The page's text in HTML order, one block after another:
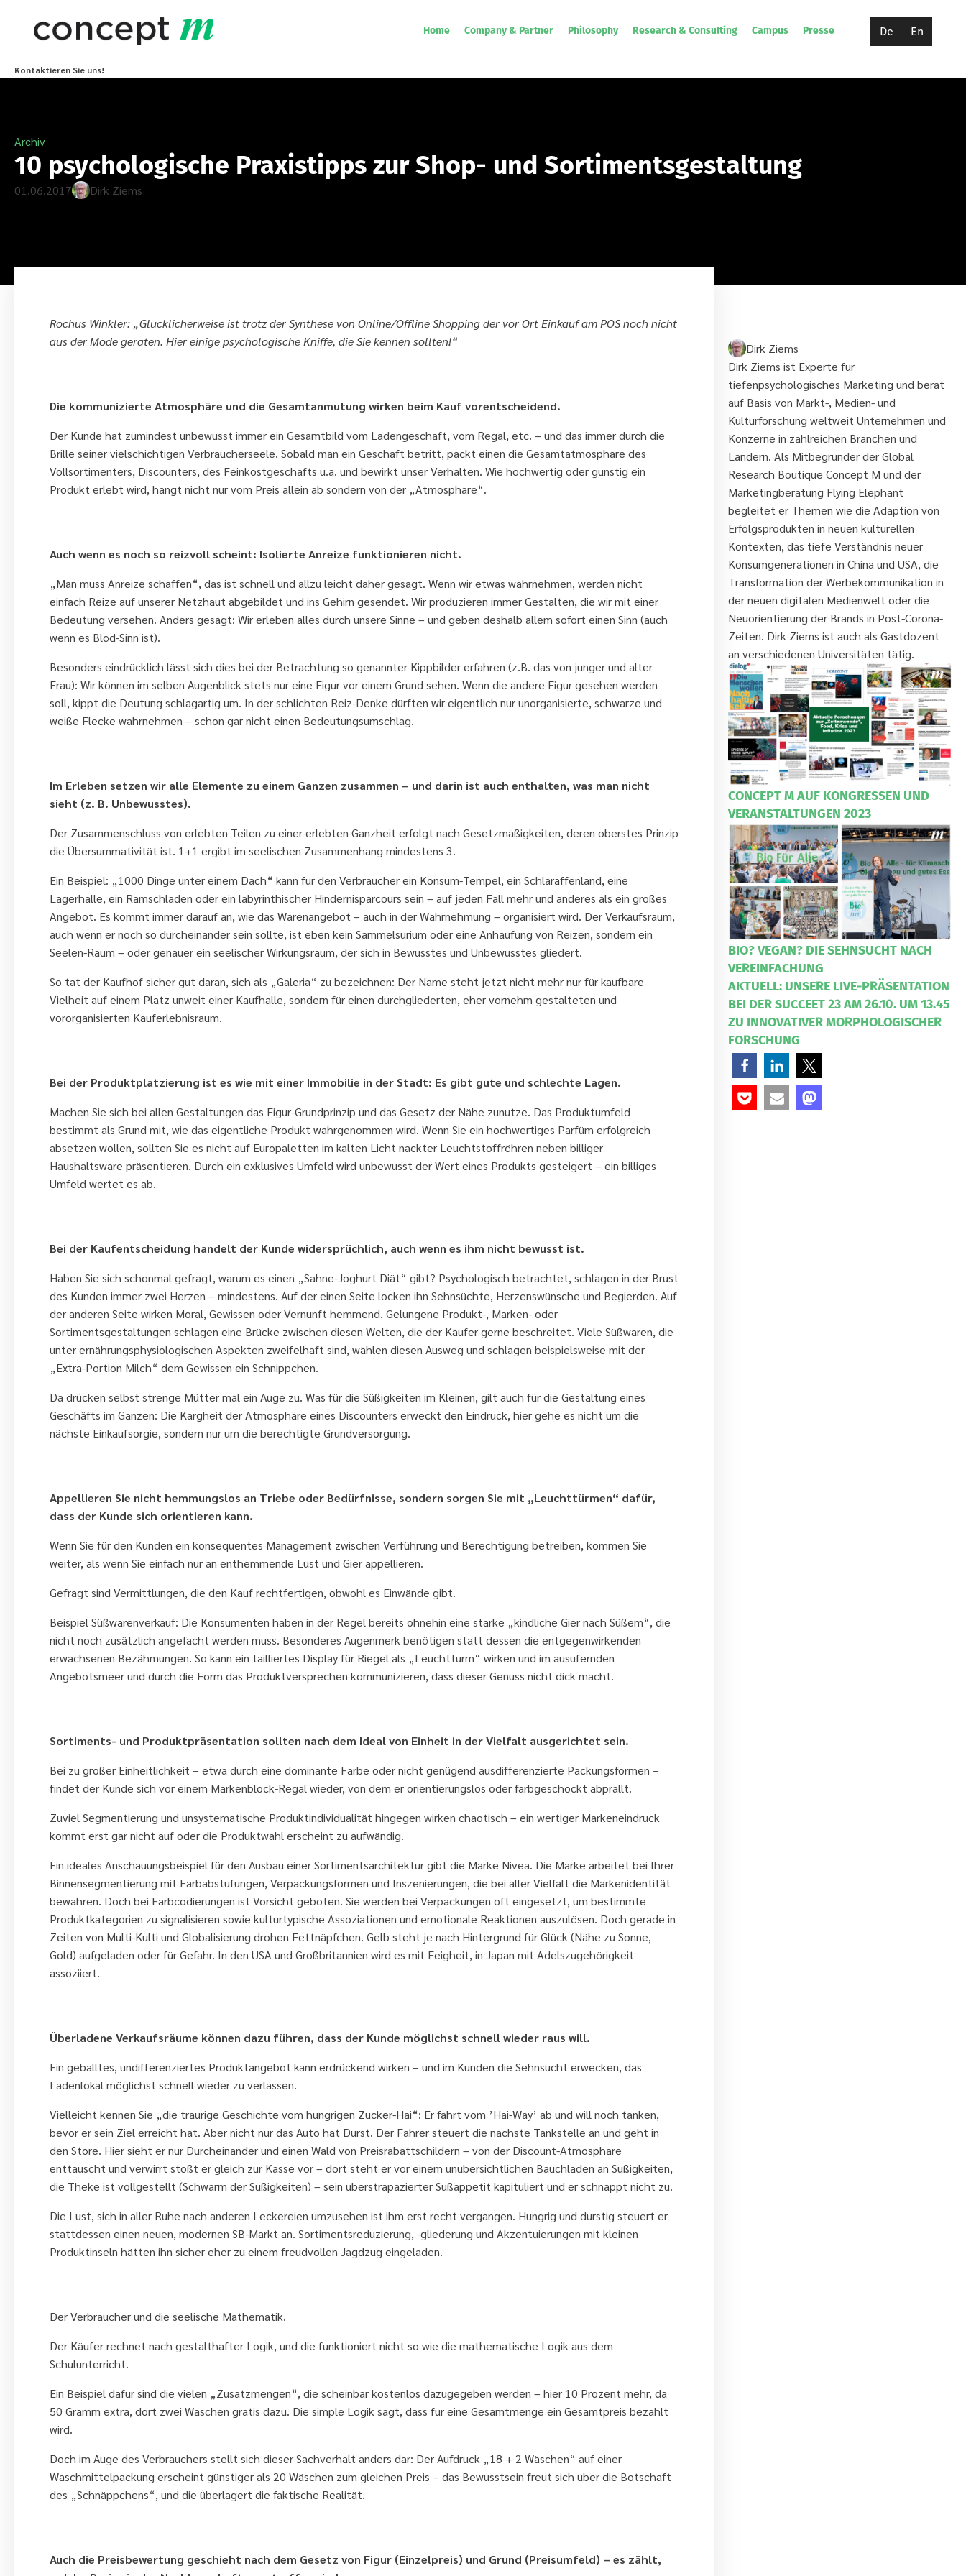
Home Company & Partner Philosophy Research & Consulting Campus Presse De En
Kontaktieren Sie uns!
Archiv
10 psychologische Praxistipps zur Shop- und Sortimentsgestaltung
01.06.2017 Dirk Ziems
Rochus Winkler: „Glücklicherweise ist trotz der Synthese von Online/Offline Shopping der vor Ort Einkauf am POS noch nicht
aus der Mode geraten. Hier einige psychologische Kniffe, die Sie kennen sollten!“
Die kommunizierte Atmosphäre und die Gesamtanmutung wirken beim Kauf vorentscheidend.
Der Kunde hat zumindest unbewusst immer ein Gesamtbild vom Ladengeschäft, vom Regal, etc. – und das immer durch die
Brille seiner vielschichtigen Verbraucherseele. Sobald man ein Geschäft betritt, packt einen die Gesamtatmosphäre des
Vollsortimenters, Discounters, des Feinkostgeschäfts u.a. und bewirkt unser Verhalten. Wie hochwertig oder günstig ein
Produkt erlebt wird, hängt nicht nur vom Preis allein ab sondern von der „Atmosphäre“.
Auch wenn es noch so reizvoll scheint: Isolierte Anreize funktionieren nicht.
„Man muss Anreize schaffen“, das ist schnell und allzu leicht daher gesagt. Wenn wir etwas wahrnehmen, werden nicht
einfach Reize auf unserer Netzhaut abgebildet und ins Gehirn gesendet. Wir produzieren immer Gestalten, die wir mit einer
Bedeutung versehen. Anders gesagt: Wir erleben alles durch unsere Sinne – und geben deshalb allem sofort einen Sinn (auch
wenn es Blöd-Sinn ist).
Besonders eindrücklich lässt sich dies bei der Betrachtung so genannter Kippbilder erfahren (z.B. das von junger und alter
Frau): Wir können im selben Augenblick stets nur eine Figur vor einem Grund sehen. Wenn die andere Figur gesehen werden
soll, kippt die Deutung schlagartig um. In der schlichten Reiz-Denke dürften wir eigentlich nur unorganisierte, schwarze und
weiße Flecke wahrnehmen – schon gar nicht einen Bedeutungsumschlag.
Im Erleben setzen wir alle Elemente zu einem Ganzen zusammen – und darin ist auch enthalten, was man nicht
sieht (z. B. Unbewusstes).
Der Zusammenschluss von erlebten Teilen zu einer erlebten Ganzheit erfolgt nach Gesetzmäßigkeiten, deren oberstes Prinzip
die Übersummativität ist. 1+1 ergibt im seelischen Zusammenhang mindestens 3.
Ein Beispiel: „1000 Dinge unter einem Dach“ kann für den Verbraucher ein Konsum-Tempel, ein Schlaraffenland, eine
Lagerhalle, ein Ramschladen oder ein labyrinthischer Hindernisparcours sein – auf jeden Fall mehr und anderes als ein großes
Angebot. Es kommt immer darauf an, wie das Warenangebot – auch in der Wahrnehmung – organisiert wird. Der Verkaufsraum,
auch wenn er noch so durcheinander sein sollte, ist eben kein Sammelsurium oder eine Anhäufung von Reizen, sondern ein
Seelen-Raum – oder genauer ein seelischer Wirkungsraum, der sich in Bewusstes und Unbewusstes gliedert.
So tat der Kaufhof sicher gut daran, sich als „Galeria“ zu bezeichnen: Der Name steht jetzt nicht mehr nur für kaufbare
Vielheit auf einem Platz unweit einer Kaufhalle, sondern für einen durchgliederten, eher vornehm gestalteten und
vororganisierten Kauferlebnisraum.
Bei der Produktplatzierung ist es wie mit einer Immobilie in der Stadt: Es gibt gute und schlechte Lagen.
Machen Sie sich bei allen Gestaltungen das Figur-Grundprinzip und das Gesetz der Nähe zunutze. Das Produktumfeld
bestimmt als Grund mit, wie das eigentliche Produkt wahrgenommen wird. Wenn Sie ein hochwertiges Parfüm erfolgreich
absetzen wollen, sollten Sie es nicht auf Europaletten im kalten Licht nackter Leuchtstoffröhren neben billiger
Haushaltsware präsentieren. Durch ein exklusives Umfeld wird unbewusst der Wert eines Produkts gesteigert – ein billiges
Umfeld wertet es ab.
Bei der Kaufentscheidung handelt der Kunde widersprüchlich, auch wenn es ihm nicht bewusst ist.
Haben Sie sich schonmal gefragt, warum es einen „Sahne-Joghurt Diät“ gibt? Psychologisch betrachtet, schlagen in der Brust
des Kunden immer zwei Herzen – mindestens. Auf der einen Seite locken ihn Sehnsüchte, Herzenswünsche und Begierden. Auf
der anderen Seite wirken Moral, Gewissen oder Vernunft hemmend. Gelungene Produkt-, Marken- oder
Sortimentsgestaltungen schlagen eine Brücke zwischen diesen Welten, die der Käufer gerne beschreitet. Viele Süßwaren, die
unter ernährungsphysiologischen Aspekten zweifelhaft sind, wählen diesen Ausweg und schlagen beispielsweise mit der
„Extra-Portion Milch“ dem Gewissen ein Schnippchen.
Da drücken selbst strenge Mütter mal ein Auge zu. Was für die Süßigkeiten im Kleinen, gilt auch für die Gestaltung eines
Geschäfts im Ganzen: Die Kargheit der Atmosphäre eines Discounters erweckt den Eindruck, hier gehe es nicht um die
nächste Einkaufsorgie, sondern nur um die berechtigte Grundversorgung.
Appellieren Sie nicht hemmungslos an Triebe oder Bedürfnisse, sondern sorgen Sie mit „Leuchttürmen“ dafür,
dass der Kunde sich orientieren kann.
Wenn Sie für den Kunden ein konsequentes Management zwischen Verführung und Berechtigung betreiben, kommen Sie
weiter, als wenn Sie einfach nur an enthemmende Lust und Gier appellieren.
Gefragt sind Vermittlungen, die den Kauf rechtfertigen, obwohl es Einwände gibt.
Beispiel Süßwarenverkauf: Die Konsumenten haben in der Regel bereits ohnehin eine starke „kindliche Gier nach Süßem“, die
nicht noch zusätzlich angefacht werden muss. Besonderes Augenmerk benötigen statt dessen die entgegenwirkenden
erwachsenen Bezähmungen. So kann ein tailliertes Display für Riegel als „Leuchtturm“ wirken und im ausufernden
Angebotsmeer und durch die Form das Produktversprechen kommunizieren, dass dieser Genuss nicht dick macht.
Sortiments- und Produktpräsentation sollten nach dem Ideal von Einheit in der Vielfalt ausgerichtet sein.
Bei zu großer Einheitlichkeit – etwa durch eine dominante Farbe oder nicht genügend ausdifferenzierte Packungsformen –
findet der Kunde sich vor einem Markenblock-Regal wieder, von dem er orientierungslos oder farbgeschockt abprallt.
Zuviel Segmentierung und unsystematische Produktindividualität hingegen wirken chaotisch – ein wertiger Markeneindruck
kommt erst gar nicht auf oder die Produktwahl erscheint zu aufwändig.
Ein ideales Anschauungsbeispiel für den Ausbau einer Sortimentsarchitektur gibt die Marke Nivea. Die Marke arbeitet bei Ihrer
Binnensegmentierung mit Farbabstufungen, Verpackungsformen und Inszenierungen, die bei aller Vielfalt die Markenidentität
bewahren. Doch bei Farbcodierungen ist Vorsicht geboten. Sie werden bei Verpackungen oft eingesetzt, um bestimmte
Produktkategorien zu signalisieren sowie kulturtypische Assoziationen und emotionale Reaktionen auszulösen. Doch gerade in
Zeiten von Multi-Kulti und Globalisierung drohen Fettnäpfchen. Gelb steht je nach Hintergrund für Glück (Nähe zu Sonne,
Gold) aufgeladen oder für Gefahr. In den USA und Großbritannien wird es mit Feigheit, in Japan mit Adelszugehörigkeit
assoziiert.
Überladene Verkaufsräume können dazu führen, dass der Kunde möglichst schnell wieder raus will.
Ein geballtes, undifferenziertes Produktangebot kann erdrückend wirken – und im Kunden die Sehnsucht erwecken, das
Ladenlokal möglichst schnell wieder zu verlassen.
Vielleicht kennen Sie „die traurige Geschichte vom hungrigen Zucker-Hai“: Er fährt vom ’Hai-Way’ ab und will noch tanken,
bevor er sein Ziel erreicht hat. Aber nicht nur das Auto hat Durst. Der Fahrer steuert die nächste Tankstelle an und geht in
den Store. Hier sieht er nur Durcheinander und einen Wald von Preisrabattschildern – von der Discount-Atmosphäre
enttäuscht und verwirrt stößt er gleich zur Kasse vor – dort steht er vor einem unübersichtlichen Bauchladen an Süßigkeiten,
die Theke ist vollgestellt (Schwarm der Süßigkeiten) – sein überstrapazierter Süßappetit kapituliert und er schnappt nicht zu.
Die Lust, sich in aller Ruhe nach anderen Leckereien umzusehen ist ihm erst recht vergangen. Hungrig und durstig steuert er
stattdessen einen neuen, modernen SB-Markt an. Sortimentsreduzierung, -gliederung und Akzentuierungen mit kleinen
Produktinseln hätten ihn sicher eher zu einem freudvollen Jagdzug eingeladen.
Der Verbraucher und die seelische Mathematik.
Der Käufer rechnet nach gestalthafter Logik, und die funktioniert nicht so wie die mathematische Logik aus dem
Schulunterricht.
Ein Beispiel dafür sind die vielen „Zusatzmengen“, die scheinbar kostenlos dazugegeben werden – hier 10 Prozent mehr, da
50 Gramm extra, dort zwei Wäschen gratis dazu. Die simple Logik sagt, dass für eine Gesamtmenge ein Gesamtpreis bezahlt
wird.
Doch im Auge des Verbrauchers stellt sich dieser Sachverhalt anders dar: Der Aufdruck „18 + 2 Wäschen“ auf einer
Waschmittelpackung erscheint günstiger als 20 Wäschen zum gleichen Preis – das Bewusstsein freut sich über die Botschaft
des „Schnäppchens“, und die überlagert die faktische Realität.
Auch die Preisbewertung geschieht nach dem Gesetz von Figur (Einzelpreis) und Grund (Preisumfeld) – es zählt,
Dirk Ziems
Dirk Ziems ist Experte für
tiefenpsychologisches Marketing und berät
auf Basis von Markt-, Medien- und
Kulturforschung weltweit Unternehmen und
Konzerne in zahlreichen Branchen und
Ländern. Als Mitbegründer der Global
Research Boutique Concept M und der
Marketingberatung Flying Elephant
begleitet er Themen wie die Adaption von
Erfolgsprodukten in neuen kulturellen
Kontexten, das tiefe Verständnis neuer
Konsumgenerationen in China und USA, die
Transformation der Werbekommunikation in
der neuen digitalen Medienwelt oder die
Neuorientierung der Brands in Post-Corona-
Zeiten. Dirk Ziems ist auch als Gastdozent
an verschiedenen Universitäten tätig.
CONCEPT M AUF KONGRESSEN UND
VERANSTALTUNGEN 2023
BIO? VEGAN? DIE SEHNSUCHT NACH
VEREINFACHUNG
AKTUELL: UNSERE LIVE-PRÄSENTATION
BEI DER SUCCEET 23 AM 26.10. UM 13.45
ZU INNOVATIVER MORPHOLOGISCHER
FORSCHUNG